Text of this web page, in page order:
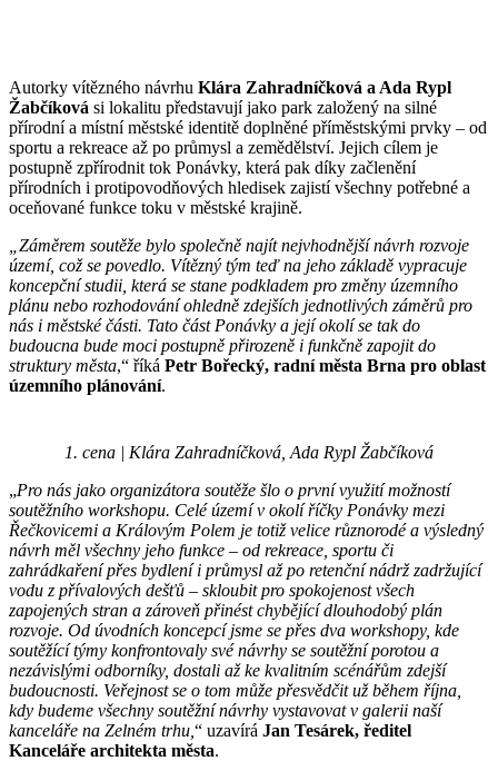
Autorky vítězného návrhu Klára Zahradníčková a Ada Rypl
Žabčíková si lokalitu představují jako park založený na silné
přírodní a místní městské identitě doplněné příměstskými prvky – od
sportu a rekreace až po průmysl a zemědělství. Jejich cílem je
postupně zpřírodnit tok Ponávky, která pak díky začlenění
přírodních i protipovodňových hledisek zajistí všechny potřebné a
oceňované funkce toku v městské krajině.
„Záměrem soutěže bylo společně najít nejvhodnější návrh rozvoje
území, což se povedlo. Vítězný tým teď na jeho základě vypracuje
koncepční studii, která se stane podkladem pro změny územního
plánu nebo rozhodování ohledně zdejších jednotlivých záměrů pro
nás i městské části. Tato část Ponávky a její okolí se tak do
budoucna bude moci postupně přirozeně i funkčně zapojit do
struktury města,“ říká Petr Bořecký, radní města Brna pro oblast
územního plánování.
1. cena | Klára Zahradníčková, Ada Rypl Žabčíková
„Pro nás jako organizátora soutěže šlo o první využití možností
soutěžního workshopu. Celé území v okolí říčky Ponávky mezi
Řečkovicemi a Královým Polem je totiž velice různorodé a výsledný
návrh měl všechny jeho funkce – od rekreace, sportu či
zahrádkaření přes bydlení i průmysl až po retenční nádrž zadržující
vodu z přívalových dešťů – skloubit pro spokojenost všech
zapojených stran a zároveň přinést chybějící dlouhodobý plán
rozvoje. Od úvodních koncepcí jsme se přes dva workshopy, kde
soutěžící týmy konfrontovaly své návrhy se soutěžní porotou a
nezávislými odborníky, dostali až ke kvalitním scénářům zdejší
budoucnosti. Veřejnost se o tom může přesvědčit už během října,
kdy budeme všechny soutěžní návrhy vystavovat v galerii naší
kanceláře na Zelném trhu, “ uzavírá Jan Tesárek, ředitel
Kanceláře architekta města.